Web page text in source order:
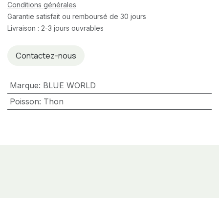
Conditions générales
Garantie satisfait ou remboursé de 30 jours
Livraison : 2-3 jours ouvrables
Contactez-nous
Marque: BLUE WORLD
Poisson: Thon